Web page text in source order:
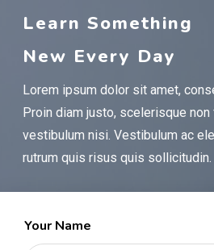
Learn Something
New Every Day
Lorem ipsum dolor sit amet,
Proin diam justo, scelerisque
vestibulum nisi. Vestibulum ac
rutrum quis risus quis sollicitudin.
Your Name